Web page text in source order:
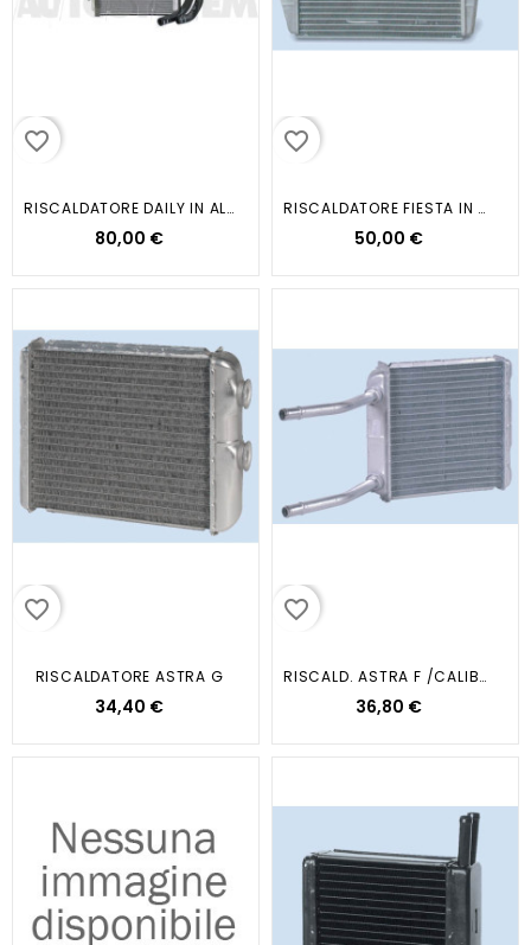
favorite_border
RISCALDATORE DAILY IN ALLUMINIO...
80,00 €
favorite_border
RISCALDATORE FIESTA IN ALLUMINIO...
50,00 €
favorite_border
RISCALDATORE ASTRA G
34,40 €
favorite_border
RISCALD. ASTRA F /CALIBRA...
36,80 €